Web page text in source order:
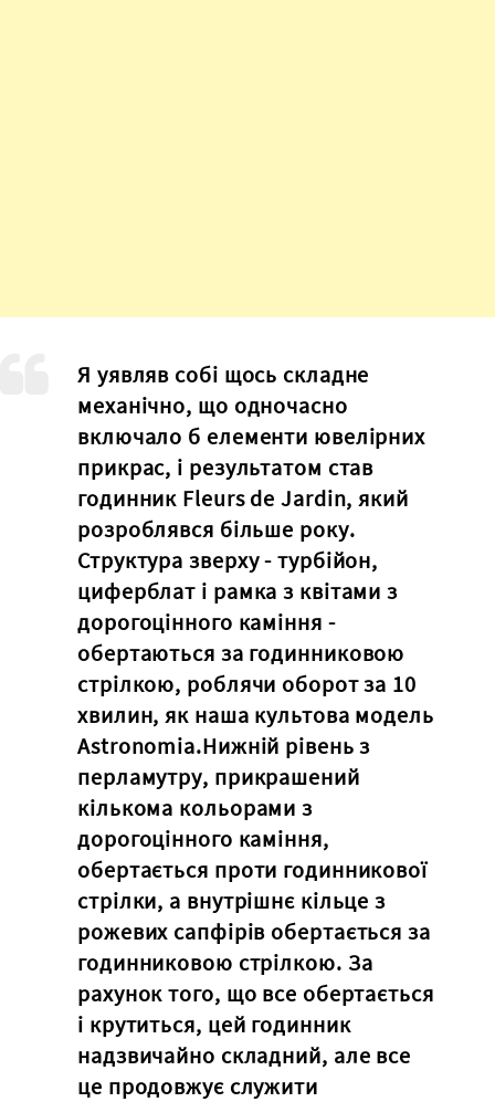
Я уявляв собі щось складне
механічно, що одночасно
включало б елементи ювелірних
прикрас, і результатом став
годинник Fleurs de Jardin, який
розроблявся більше року.
Структура зверху - турбійон,
циферблат і рамка з квітами з
дорогоцінного каміння -
обертаються за годинниковою
стрілкою, роблячи оборот за 10
хвилин, як наша культова модель
Astronomia.Нижній рівень з
перламутру, прикрашений
кількома кольорами з
дорогоцінного каміння,
обертається проти годинникової
стрілки, а внутрішнє кільце з
рожевих сапфірів обертається за
годинниковою стрілкою. За
рахунок того, що все обертається
і крутиться, цей годинник
надзвичайно складний, але все
це продовжує служити